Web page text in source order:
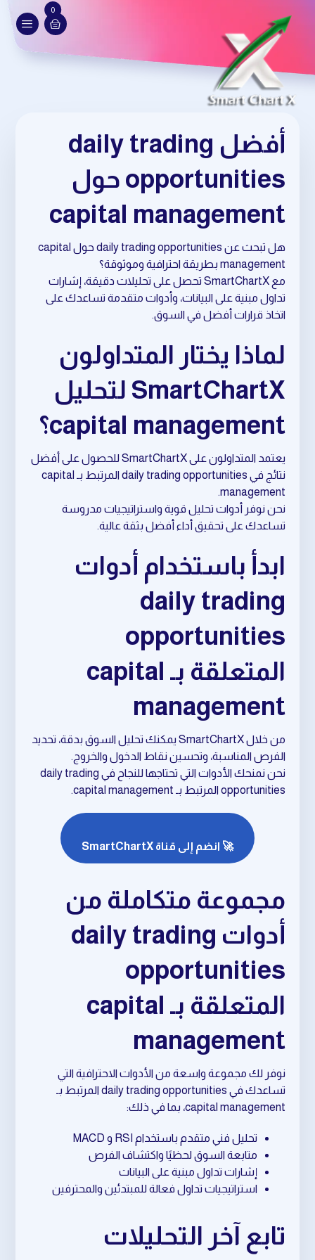
0
أفضل daily trading
opportunities حول
capital management
هل تبحث عن daily trading opportunities حول capital
management بطريقة احترافية وموثوقة؟
مع SmartChartX تحصل على تحليلات دقيقة، إشارات
تداول مبنية على البيانات، وأدوات متقدمة تساعدك على
اتخاذ قرارات أفضل في السوق.
لماذا يختار المتداولون
SmartChartX لتحليل
capital management؟
يعتمد المتداولون على SmartChartX للحصول على أفضل
نتائج في daily trading opportunities المرتبط بـ capital
management.
نحن نوفر أدوات تحليل قوية واستراتيجيات مدروسة
تساعدك على تحقيق أداء أفضل بثقة عالية.
ابدأ باستخدام أدوات
daily trading
opportunities
المتعلقة بـ capital
management
من خلال SmartChartX يمكنك تحليل السوق بدقة، تحديد
الفرص المناسبة، وتحسين نقاط الدخول والخروج.
نحن نمنحك الأدوات التي تحتاجها للنجاح في daily trading
opportunities المرتبط بـ capital management.
🚀 انضم إلى قناة SmartChartX
مجموعة متكاملة من
أدوات daily trading
opportunities
المتعلقة بـ capital
management
نوفر لك مجموعة واسعة من الأدوات الاحترافية التي
تساعدك في daily trading opportunities المرتبط بـ
capital management، بما في ذلك:
تحليل فني متقدم باستخدام RSI و MACD
متابعة السوق لحظيًا واكتشاف الفرص
إشارات تداول مبنية على البيانات
استراتيجيات تداول فعالة للمبتدئين والمحترفين
تابع آخر التحليلات